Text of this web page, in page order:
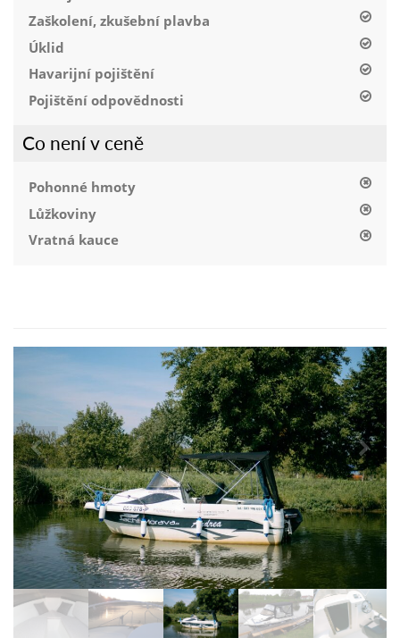
Zaškolení, zkušební plavba
Úklid
Havarijní pojištění
Pojištění odpovědnosti
Co není v ceně
Pohonné hmoty
Lůžkoviny
Vratná kauce